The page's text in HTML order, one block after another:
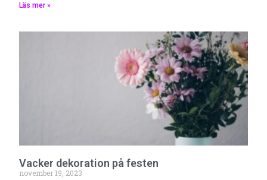
Läs mer »
Vacker dekoration på festen
november 19, 2023